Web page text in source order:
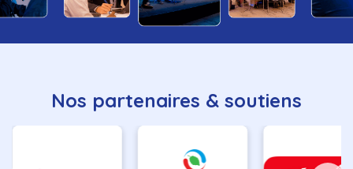
Nos partenaires & soutiens